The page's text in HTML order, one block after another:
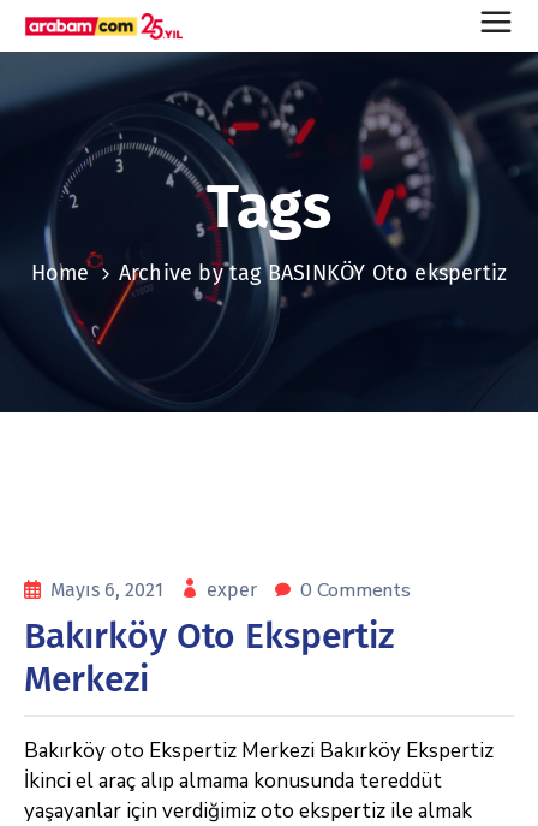
Tags
Home Archive by tag BASINKÖY Oto ekspertiz
Mayıs 6, 2021 exper 0 Comments
Bakırköy Oto Ekspertiz
Merkezi
Bakırköy oto Ekspertiz Merkezi Bakırköy Ekspertiz
İkinci el araç alıp almama konusunda tereddüt
yaşayanlar için verdiğimiz oto ekspertiz ile almak